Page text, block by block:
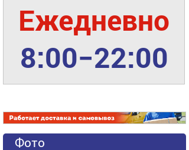
Ежедневно
8:00−22:00
Фото